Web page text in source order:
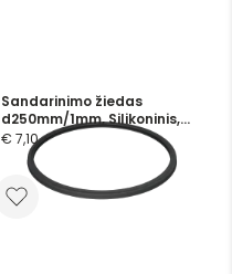
Sandarinimo žiedas
d250mm/1mm, Silikoninis,
skaidrus
€ 7,10